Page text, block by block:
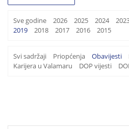
Sve godine 2026 2025 2024
2019
2018 2017 2016 2015
Svi sadržaji Priopćenja Obavijesti
Karijera u Valamaru
DOP vijesti